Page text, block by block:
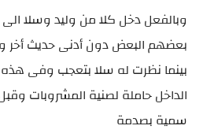
وبالفعل دخل كلا من وليد وسلا
بعضهم البعض دون أدنى حديث أخر
بينما نظرت له سلا بتعجب وفى هذه
الداخل حاملة لصنية المشروبات
سمية بصدمة